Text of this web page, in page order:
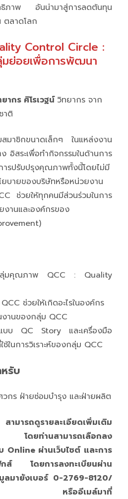
ทธิภาพ อันน่ามาสู่การลดต้นทุน
ตลาดโลก
Control Circle :
ย่อยเพื่อการพัฒนา
กร ศิโรเวฐน์ วิทยากร จาก
าติ
าชิกขนาดเล็กๆ ในแหล่งงาน
อิสระเพื่อทำกิจกรรมในด้านการ
รปรับปรุงคุณภาพทั้งนี้โดยไม่มี
ยบายของบริษัทหรือหน่วยงาน
ช่วยให้ทุกคนมีส่วนร่วมในการ
านและองค์กรของ
กลุ่มคุณภาพ QCC : Quality
ช่วยให้เกิดอะไรในองค์กร
านของกลุ่ม QCC
ปแบบ QC Story และเครื่องมือ
นการวิเราะห์ของกลุ่ม QCC
รับ
วกร ฝ่ายซ่อมบำรุง และฝ่ายผลิต
ามารถดูรายละเอียดเพิ่มเติม
โดยท่านสามารถเลือกลง
Online ผ่านเว็บไซต์ และการ
กส์ โดยการลงทะเบียนผ่าน
ลมายังเบอร์ 0-2769-8120/
หรืออีเมล์มาที่